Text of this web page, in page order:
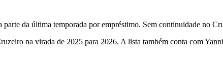
parte da última temporada por empréstimo. Sem continuidade no
na virada de 2025 para 2026. A lista também conta com